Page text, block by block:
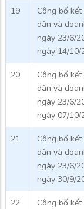
19
Công bố
dân và
ngày 23/6/
ngày 14/10/
20
Công bố
dân và
ngày 23/6/
ngày 07/10/
21
Công bố
dân và
ngày 23/6/
ngày 30/9/
22
Công bố